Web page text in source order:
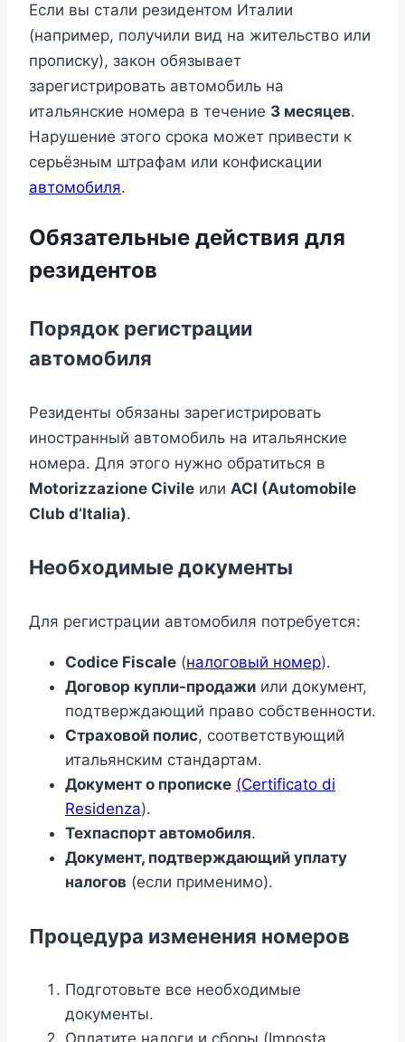
Если вы стали резидентом Италии
(например, получили вид на жительство или
прописку), закон обязывает
зарегистрировать автомобиль на
итальянские номера в течение 3 месяцев.
Нарушение этого срока может привести к
серьёзным штрафам или конфискации
автомобиля.
Обязательные действия для
резидентов
Порядок регистрации
автомобиля
Резиденты обязаны зарегистрировать
иностранный автомобиль на итальянские
номера. Для этого нужно обратиться в
Motorizzazione Civile или ACI (Automobile
Club d’Italia).
Необходимые документы
Для регистрации автомобиля потребуется:
Codice Fiscale (налоговый номер).
Договор купли-продажи или документ,
подтверждающий право собственности.
Страховой полис, соответствующий
итальянским стандартам.
Документ о прописке (Certificato di
Residenza).
Техпаспорт автомобиля.
Документ, подтверждающий уплату
налогов (если применимо).
Процедура изменения номеров
Подготовьте все необходимые
документы.
Оплатите налоги и сборы (Imposta